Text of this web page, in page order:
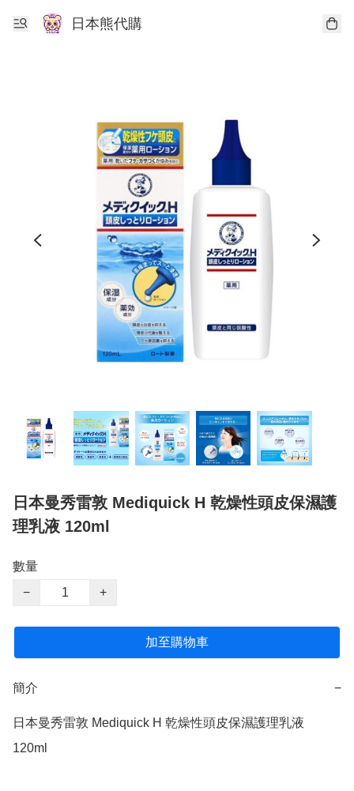
日本熊代購
日本曼秀雷敦 Mediquick H 乾燥性頭皮保濕護
理乳液 120ml
數量
−
+
加至購物車
簡介 −
日本曼秀雷敦 Mediquick H 乾燥性頭皮保濕護理乳液
120ml